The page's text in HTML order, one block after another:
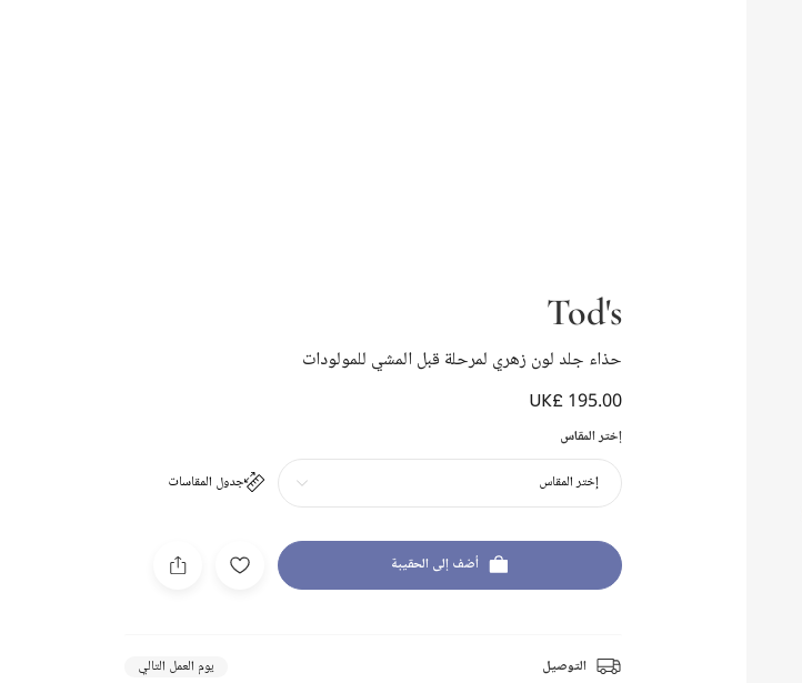
Tod's
حذاء جلد لون زهري لمرحلة قبل المشي للمولودات
UK£ 195.00
إختر المقاس
جدول المقاسات إختر المقاس
أضف إلى الحقيبة
التوصيل يوم العمل التالي